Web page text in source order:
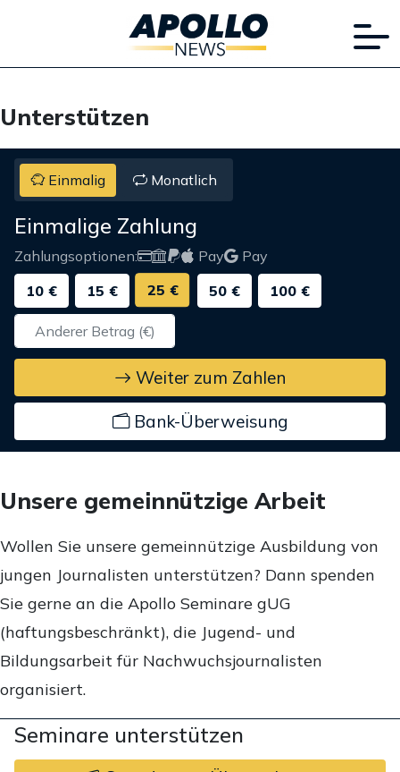
Unterstützen
Einmalig Monatlich
Einmalige Zahlung
Zahlungsoptionen: Pay
Pay
10 €
15 € 25 € 50 € 100 €
Weiter zum Zahlen
Bank-Überweisung
Unsere gemeinnützige Arbeit
Wollen Sie unsere gemeinnützige Ausbildung von
jungen Journalisten unterstützen? Dann spenden
Sie gerne an die Apollo Seminare gUG
(haftungsbeschränkt), die Jugend- und
Bildungsarbeit für Nachwuchsjournalisten
organisiert.
Seminare unterstützen